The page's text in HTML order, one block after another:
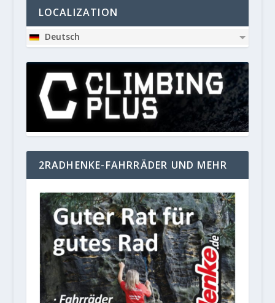
LOCALIZATION
Deutsch
2RADHENKE-FAHRRÄDER UND MEHR